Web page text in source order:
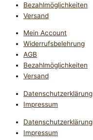
Bezahlmöglichkeiten
Versand
Mein Account
Widerrufsbelehrung
AGB
Bezahlmöglichkeiten
Versand
Datenschutzerklärung
Impressum
Datenschutzerklärung
Impressum